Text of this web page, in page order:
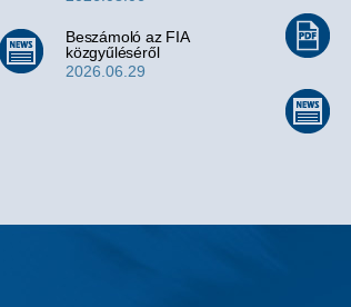
Beszámoló az FIA
közgyűléséről
2026.06.29